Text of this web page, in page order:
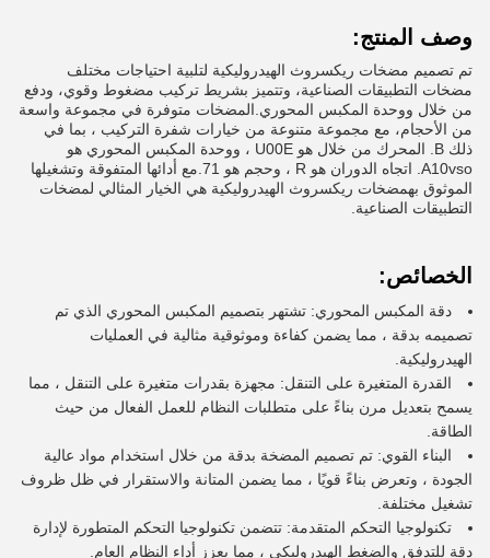
وصف المنتج:
تم تصميم مضخات ريكسروث الهيدروليكية لتلبية احتياجات مختلف
مضخات التطبيقات الصناعية، وتتميز بشريط تركيب مضغوط وقوي، ودفع
من خلال ووحدة المكبس المحوري.المضخات متوفرة في مجموعة واسعة
من الأحجام، مع مجموعة متنوعة من خيارات شفرة التركيب ، بما في
ذلك B. المحرك من خلال هو U00E ، ووحدة المكبس المحوري هو
A10vso. اتجاه الدوران هو R ، وحجم هو 71.مع أدائها المتفوقة وتشغيلها
الموثوق بهمضخات ريكسروث الهيدروليكية هي الخيار المثالي لمضخات
التطبيقات الصناعية.
الخصائص:
دقة المكبس المحوري: تشتهر بتصميم المكبس المحوري الذي تم
تصميمه بدقة ، مما يضمن كفاءة وموثوقية مثالية في العمليات
الهيدروليكية.
القدرة المتغيرة على التنقل: مجهزة بقدرات متغيرة على التنقل ، مما
يسمح بتعديل مرن بناءً على متطلبات النظام للعمل الفعال من حيث
الطاقة.
البناء القوي: تم تصميم المضخة بدقة من خلال استخدام مواد عالية
الجودة ، وتعرض بناءً قويًا ، مما يضمن المتانة والاستقرار في ظل ظروف
تشغيل مختلفة.
تكنولوجيا التحكم المتقدمة: تتضمن تكنولوجيا التحكم المتطورة لإدارة
دقة للتدفق والضغط الهيدروليكي ، مما يعزز أداء النظام العام.